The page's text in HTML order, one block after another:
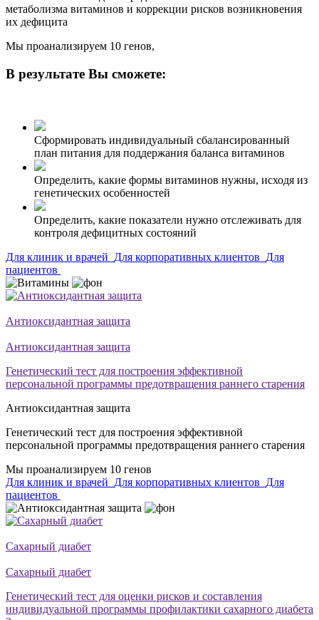
метаболизма витаминов и коррекции рисков возникновения
их дефицита
Мы проанализируем 10 генов,
В результате Вы сможете:
Сформировать индивидуальный сбалансированный
план питания для поддержания баланса витаминов
Определить, какие формы витаминов нужны, исходя из
генетических особенностей
Определить, какие показатели нужно отслеживать для
контроля дефицитных состояний
Для клиник и врачей Для корпоративных клиентов Для
пациентов
Антиоксидантная защита
Антиоксидантная защита
Генетический тест для построения эффективной
персональной программы предотвращения раннего старения
Антиоксидантная защита
Генетический тест для построения эффективной
персональной программы предотвращения раннего старения
Мы проанализируем 10 генов
Для клиник и врачей Для корпоративных клиентов Для
пациентов
Сахарный диабет
Сахарный диабет
Генетический тест для оценки рисков и составления
индивидуальной программы профилактики сахарного диабета